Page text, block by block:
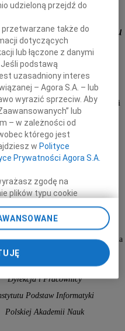
prof. dr. hab.
Przepiórkowskiemu
i Jego Rodzinie
smutku i bólu po śmierci
Mamy
składamy
współczucia i słowa wsparcia
Dyrekcja i Pracownicy
Podstaw Informatyki
Polskiej Akademii Nauk
udzieloną przejdź do
przetwarzane także do
dotyczących
lub łączone z danymi
podstawą
uzasadniony interes
– Agora S.A. – lub
wyrazić sprzeciw. Aby
lub
– w zależności od
którego jest
w Polityce
Prywatności Agora S.A.
zgodę na
plików typu cookie
Partnerów i Agora S.A.
Możesz też w każdej
dot. plików cookie,
zarządzania Twoimi
danych poprzez
w stopce serwisu i